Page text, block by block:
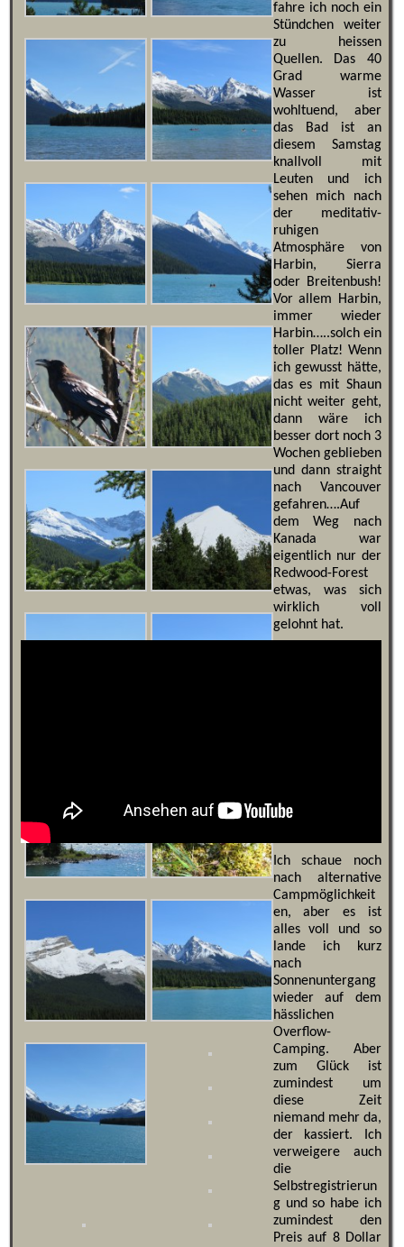
fahre ich noch ein
Stündchen weiter
zu heissen
Quellen. Das 40
Grad warme
Wasser ist
wohltuend, aber
das Bad ist an
diesem Samstag
knallvoll mit
Leuten und ich
sehen mich nach
der meditativ-
ruhigen
Atmosphäre von
Harbin, Sierra
oder Breitenbush!
Vor allem Harbin,
immer wieder
Harbin…..solch ein
toller Platz! Wenn
ich gewusst hätte,
das es mit Shaun
nicht weiter geht,
dann wäre ich
besser dort noch 3
Wochen geblieben
und dann straight
nach Vancouver
gefahren….Auf
dem Weg nach
Kanada war
eigentlich nur der
Redwood-Forest
etwas, was sich
wirklich voll
gelohnt hat.
Ich schaue noch
nach alternative
Campmöglichkeit
en, aber es ist
alles voll und so
lande ich kurz
nach
Sonnenuntergang
wieder auf dem
hässlichen
Overflow-
Camping. Aber
zum Glück ist
zumindest um
diese Zeit
niemand mehr da,
der kassiert. Ich
verweigere auch
die
Selbstregistrierun
g und so habe ich
zumindest den
Preis auf 8 Dollar